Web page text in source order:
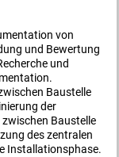
von
und Bewertung
und
Baustelle
der
Baustelle
des zentralen
Installationsphase.